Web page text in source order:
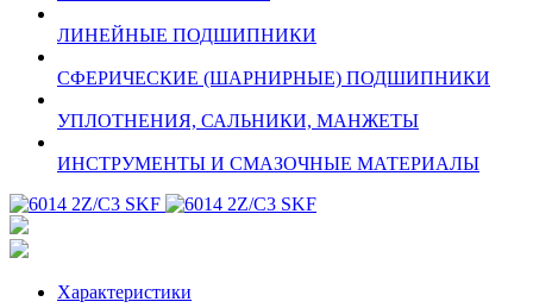
ЛИНЕЙНЫЕ ПОДШИПНИКИ
СФЕРИЧЕСКИЕ (ШАРНИРНЫЕ) ПОДШИПНИКИ
УПЛОТНЕНИЯ, САЛЬНИКИ, МАНЖЕТЫ
ИНСТРУМЕНТЫ И СМАЗОЧНЫЕ МАТЕРИАЛЫ
Характеристики